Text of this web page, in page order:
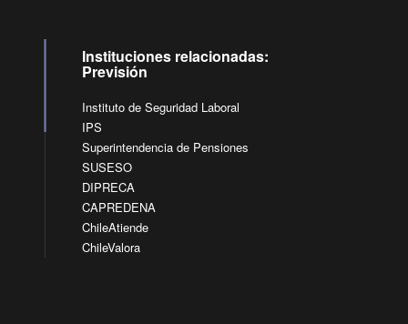
Instituciones relacionadas:
Previsión
Instituto de Seguridad Laboral
IPS
Superintendencia de Pensiones
SUSESO
DIPRECA
CAPREDENA
ChileAtiende
ChileValora